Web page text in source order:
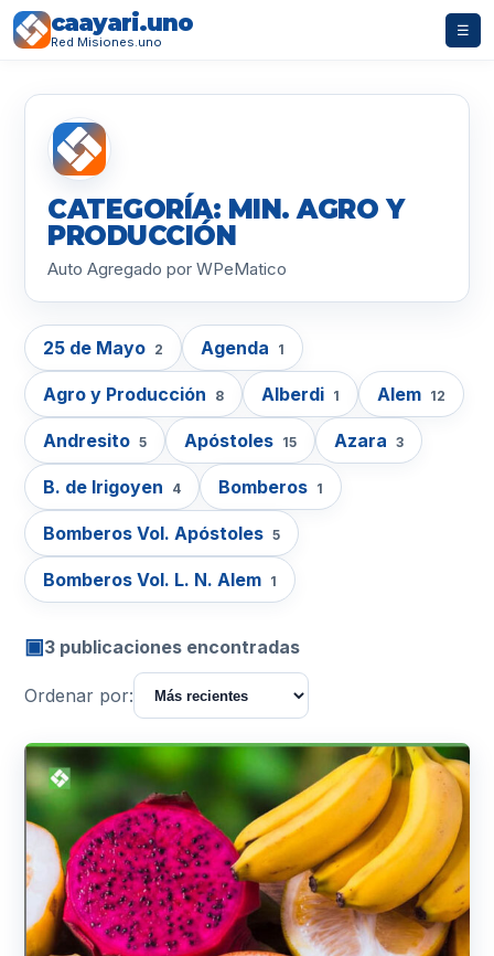
caayari.uno
Red Misiones.uno
☰
CATEGORÍA: MIN. AGRO Y
PRODUCCIÓN
Auto Agregado por WPeMatico
25 de Mayo 2 Agenda 1
Agro y Producción 8 Alberdi 1 Alem 12
Andresito 5 Apóstoles 15 Azara 3
B. de Irigoyen 4 Bomberos 1
Bomberos Vol. Apóstoles 5
Bomberos Vol. L. N. Alem 1
▣3 publicaciones encontradas
Ordenar por: